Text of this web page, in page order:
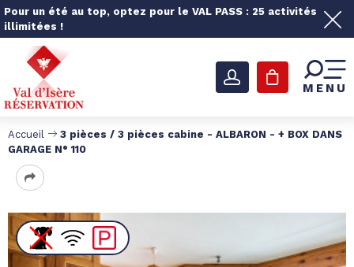
Pour un été au top, optez pour le VAL PASS : 25 activités
illimitées !
MENU
Accueil
3 pièces / 3 pièces cabine - ALBARON - + BOX DANS
GARAGE N° 110